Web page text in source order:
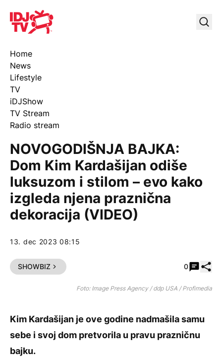
IDJ TV
Home
News
Lifestyle
TV
iDJShow
TV Stream
Radio stream
NOVOGODIŠNJA BAJKA:
Dom Kim Kardašijan odiše
luksuzom i stilom – evo kako
izgleda njena praznična
dekoracija (VIDEO)
13. dec 2023 08:15
SHOWBIZ 0
Foto: Image Press Agency / ddp USA / Profimedia
Kim Kardašijan je ove godine nadmašila samu
sebe i svoj dom pretvorila u pravu prazničnu
bajku.